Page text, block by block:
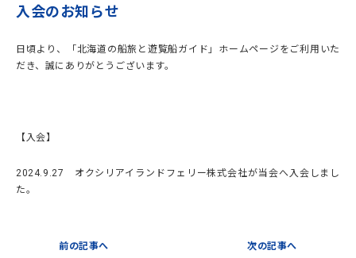
入会のお知らせ
日頃より、「北海道の船旅と遊覧船ガイド」ホームページをご利用いた
だき、誠にありがとうございます。
【入会】
2024.9.27 オクシリアイランドフェリー株式会社が当会へ入会しまし
た。
前の記事へ 次の記事へ